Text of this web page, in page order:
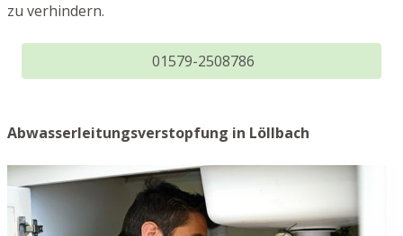
zu verhindern.
01579-2508786
Abwasserleitungsverstopfung in Löllbach